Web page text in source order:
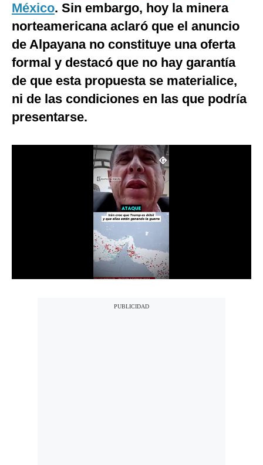
Notas Contratadas
Podcast
Gestión TV
Videos
México. Sin embargo, hoy la minera
norteamericana aclaró que el anuncio
de Alpayana no constituye una oferta
formal y destacó que no hay garantía
de que esta propuesta se materialice,
ni de las condiciones en las que podría
presentarse.